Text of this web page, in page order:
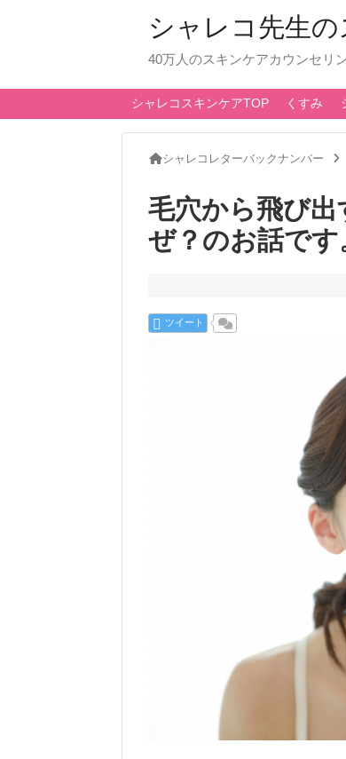
シャレコ先生
40万人のスキンケアカウンセリ
シャレコスキンケアTOP くすみ
シャレコレターバックナンバー
毛穴から飛び
ぜ？のお話です
ツイート